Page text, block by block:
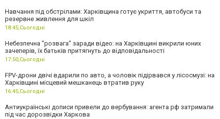
Навчання під обстрілами: Харківщина готує укриття, автобуси та
резервне живлення для шкіл
18:45,Сьогодні
Небезпечна "розвага" заради відео: на Харківщині викрили юних
зачеперів, їх батьків притягнуть до відповідальності
17:50,Сьогодні
FPV-дрони двічі вдарили по авто, а чоловік підірвався у лісосмузі: на
Харківщині місцевий мешканець втратив руку
16:45,Сьогодні
Антиукраїнські дописи привели до вербування: агента рф затримали
під час дорозвідки Харкова